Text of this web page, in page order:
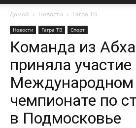
района
Домой Новости Гагра ТВ
Новости Гагра ТВ Спорт
Команда из
приняла участие
Международном
чемпионате по
в Подмосковье